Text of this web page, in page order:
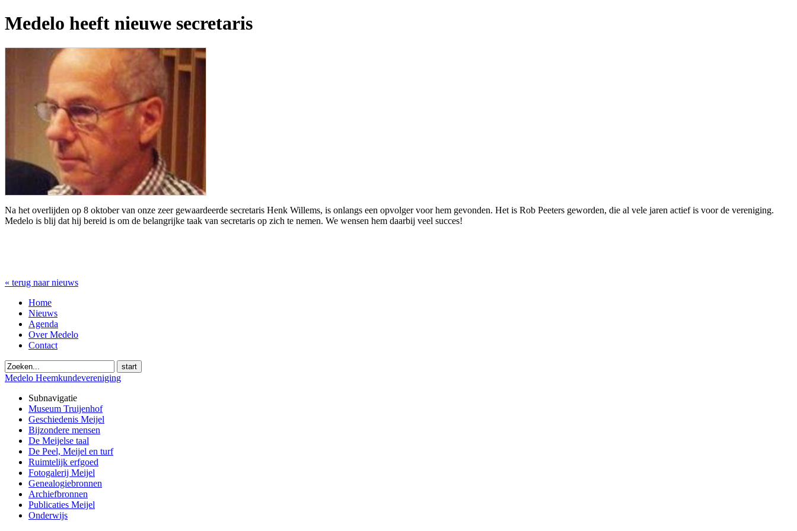
Medelo heeft nieuwe secretaris
Na het overlijden op 8 oktober van onze zeer gewaardeerde secretaris Henk Willems, is onlangs een opvolger voor hem gevonden. Het is Rob Peeters geworden, die al vele jaren actief is voor de vereniging.
Medelo is blij dat hij bereid is om de belangrijke taak van secretaris op zich te nemen. We wensen hem daarbij veel succes!
« terug naar nieuws
Home
Nieuws
Agenda
Over Medelo
Contact
start
Medelo Heemkundevereniging
Subnavigatie
Museum Truijenhof
Geschiedenis Meijel
Bijzondere mensen
De Meijelse taal
De Peel, Meijel en turf
Ruimtelijk erfgoed
Fotogalerij Meijel
Genealogiebronnen
Archiefbronnen
Publicaties Meijel
Onderwijs